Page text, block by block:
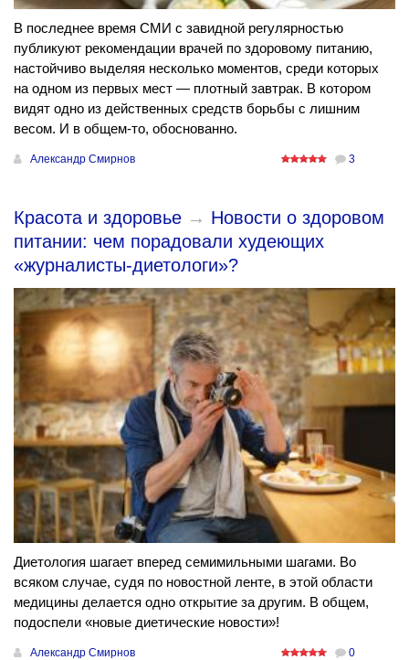
В последнее время СМИ с завидной регулярностью
публикуют рекомендации врачей по здоровому питанию,
настойчиво выделяя несколько моментов, среди которых
на одном из первых мест — плотный завтрак. В котором
видят одно из действенных средств борьбы с лишним
весом. И в общем-то, обоснованно.
Александр Смирнов 3
Красота и здоровье → Новости о здоровом
питании: чем порадовали худеющих
«журналисты-диетологи»?
Диетология шагает вперед семимильными шагами. Во
всяком случае, судя по новостной ленте, в этой области
медицины делается одно открытие за другим. В общем,
подоспели «новые диетические новости»!
Александр Смирнов 0